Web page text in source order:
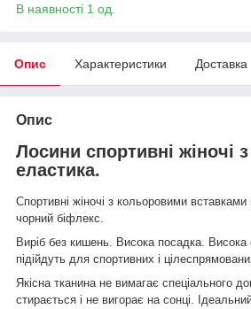
В наявності 1 од.
Опис Характеристики Доставка
Опис
Лосини спортивні жіночі
еластика.
Спортивні жіночі з кольоровими вставками
чорний біфлекс.
Виріб без кишень. Висока посадка. Висока
підійдуть для спортивних і
Якісна тканина не вимагає спеціального
стирається і не вигорає на сонці.